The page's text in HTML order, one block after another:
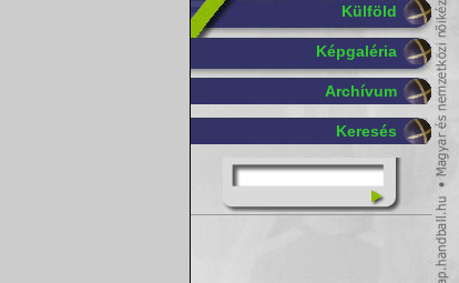
Külföld
Képgaléria
Archívum
Keresés